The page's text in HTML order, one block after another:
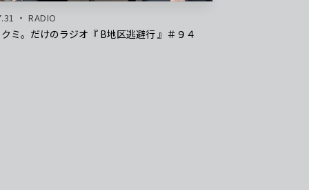
RADIO
ミ。だけのラジオ『 B地区逃避行 』＃９４